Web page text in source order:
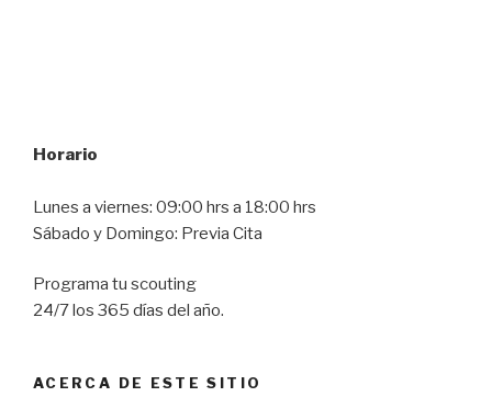
Horario
Lunes a viernes: 09:00 hrs a 18:00 hrs
Sábado y Domingo: Previa Cita
Programa tu scouting
24/7 los 365 días del año.
ACERCA DE ESTE SITIO